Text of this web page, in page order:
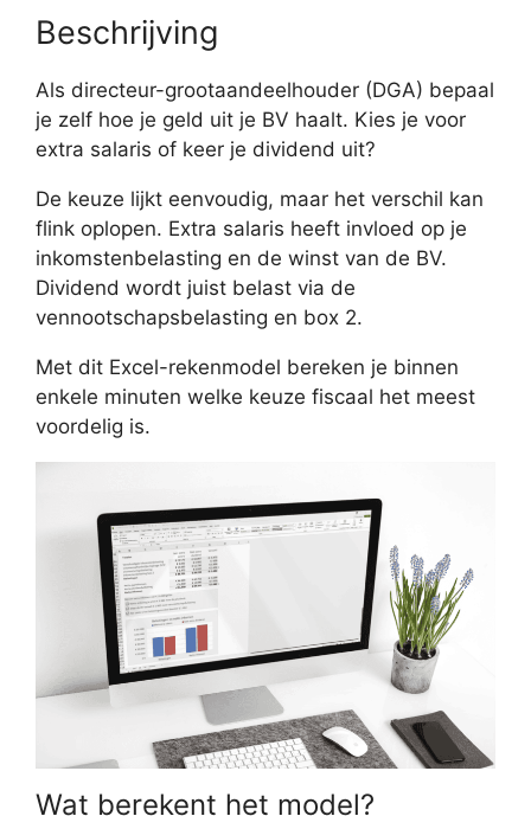
Beschrijving
Als directeur-grootaandeelhouder (DGA) bepaal
je zelf hoe je geld uit je BV haalt. Kies je voor
extra salaris of keer je dividend uit?
De keuze lijkt eenvoudig, maar het verschil kan
flink oplopen. Extra salaris heeft invloed op je
inkomstenbelasting en de winst van de BV.
Dividend wordt juist belast via de
vennootschapsbelasting en box 2.
Met dit Excel-rekenmodel bereken je binnen
enkele minuten welke keuze fiscaal het meest
voordelig is.
Wat berekent het model?